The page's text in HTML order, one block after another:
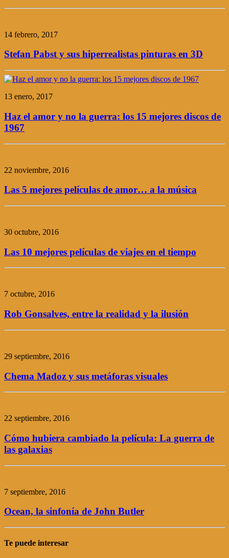
14 febrero, 2017
Stefan Pabst y sus hiperrealistas pinturas en 3D
13 enero, 2017
Haz el amor y no la guerra: los 15 mejores discos de
1967
22 noviembre, 2016
Las 5 mejores películas de amor… a la música
30 octubre, 2016
Las 10 mejores películas de viajes en el tiempo
7 octubre, 2016
Rob Gonsalves, entre la realidad y la ilusión
29 septiembre, 2016
Chema Madoz y sus metáforas visuales
22 septiembre, 2016
Cómo hubiera cambiado la película: La guerra de
las galaxias
7 septiembre, 2016
Ocean, la sinfonía de John Butler
Te puede interesar